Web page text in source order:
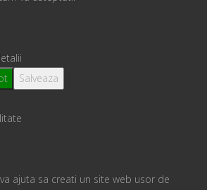
Salveaza
ajuta sa creati un site web usor de